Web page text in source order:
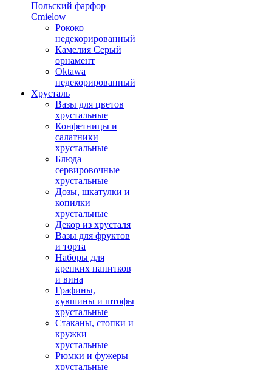
Польский фарфор
Сmielow
Рококо
недекорированный
Камелия Серый
орнамент
Oktawa
недекорированный
Хрусталь
Вазы для цветов
хрустальные
Конфетницы и
салатники
хрустальные
Блюда
сервировочные
хрустальные
Дозы, шкатулки и
копилки
хрустальные
Декор из хрусталя
Вазы для фруктов
и торта
Наборы для
крепких напитков
и вина
Графины,
кувшины и штофы
хрустальные
Стаканы, стопки и
кружки
хрустальные
Рюмки и фужеры
хрустальные